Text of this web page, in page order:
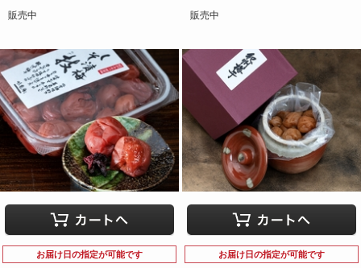
販売中 販売中
お届け日の指定が可能です お届け日の指定が可能です